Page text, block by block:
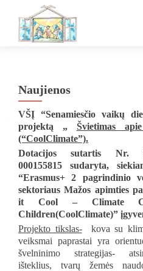
Naujienos
VŠĮ “Senamiesčio vaikų
projektą „
Švietimas
(“CoolClimate”).
Dotacijos sutartis Nr.
000155815 sudaryta,
“Erasmus+ 2 pagrindinio
sektoriaus Mažos apimties
it Cool – Climate
Children(CoolClimate)”
Projekto tikslas-kova su
veiksmai paprastai yra
švelninimo strategijas-
išteklius, tvarų žemės